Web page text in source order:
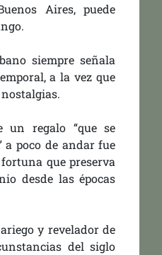
Aires, puede
siempre señala
a la vez que
un regalo “que se
a poco de andar fue
que preserva
desde las épocas
y revelador de
del siglo